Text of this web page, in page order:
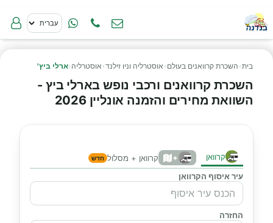
בית› השכרת קרוואנים בעולם › אוסטרליה וניו זילנד› אוסטרליה ›ארלי ביץ'
השכרת קרוואנים ורכבי נופש בארלי ביץ -
השוואת מחירים והזמנה אונליין 2026
קרוואן + קרוואן + מסלול חדש
עיר איסוף הקרוואן
החזרה